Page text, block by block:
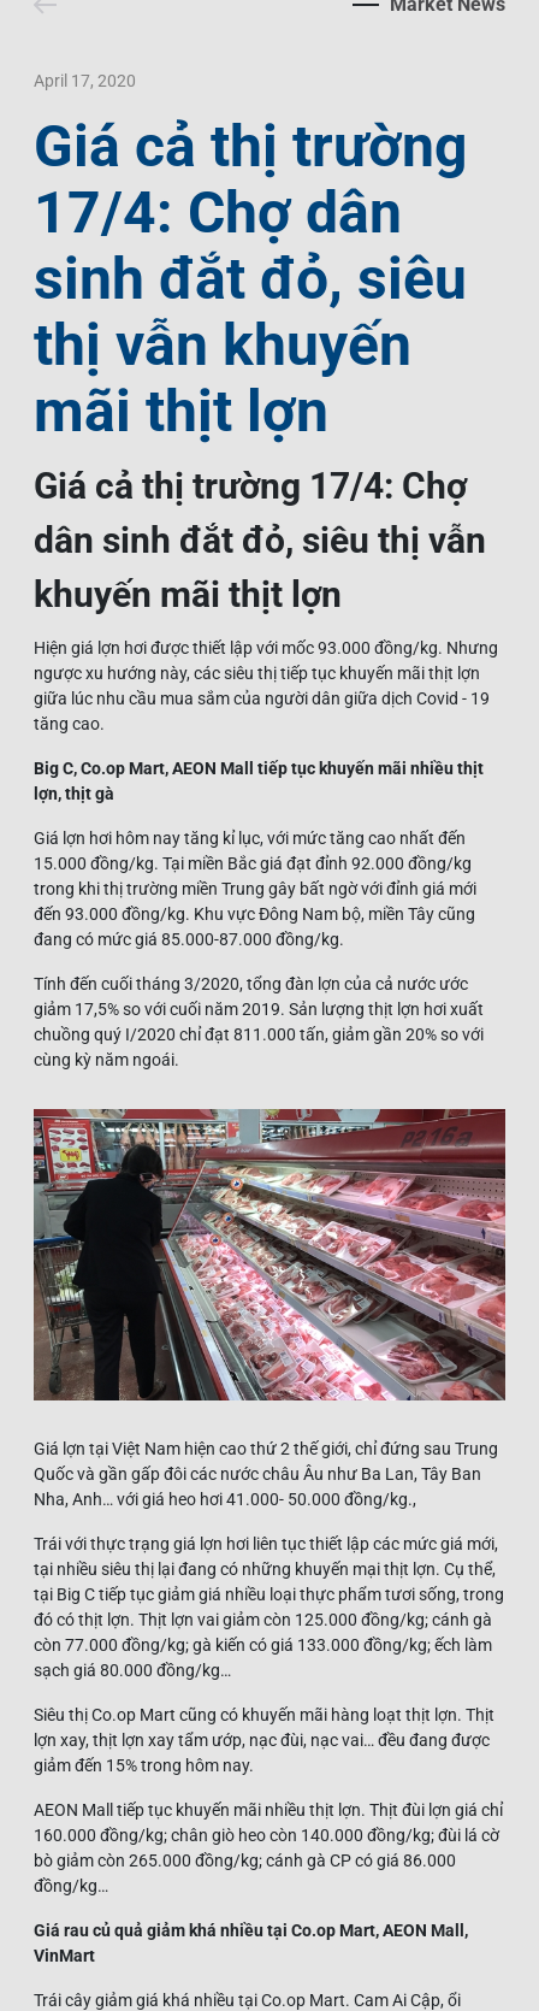
Invest In Vietnam
Press Releases
Language
EN
April 17, 2020
Giá cả thị trường
17/4: Chợ dân
sinh đắt đỏ, siêu
thị vẫn khuyến
mãi thịt lợn
Giá cả thị trường 17/4: Chợ
dân sinh đắt đỏ, siêu thị vẫn
khuyến mãi thịt lợn
Hiện giá lợn hơi được thiết lập với mốc 93.000 đồng/kg. Nhưng
ngược xu hướng này, các siêu thị tiếp tục khuyến mãi thịt lợn
giữa lúc nhu cầu mua sắm của người dân giữa dịch Covid - 19
tăng cao.
Big C, Co.op Mart, AEON Mall tiếp tục khuyến mãi nhiều thịt
lợn, thịt gà
Giá lợn hơi hôm nay tăng kỉ lục, với mức tăng cao nhất đến
15.000 đồng/kg. Tại miền Bắc giá đạt đỉnh 92.000 đồng/kg
trong khi thị trường miền Trung gây bất ngờ với đỉnh giá mới
đến 93.000 đồng/kg. Khu vực Đông Nam bộ, miền Tây cũng
đang có mức giá 85.000-87.000 đồng/kg.
Tính đến cuối tháng 3/2020, tổng đàn lợn của cả nước ước
giảm 17,5% so với cuối năm 2019. Sản lượng thịt lợn hơi xuất
chuồng quý I/2020 chỉ đạt 811.000 tấn, giảm gần 20% so với
cùng kỳ năm ngoái.
Giá lợn tại Việt Nam hiện cao thứ 2 thế giới, chỉ đứng sau Trung
Quốc và gần gấp đôi các nước châu Âu như Ba Lan, Tây Ban
Nha, Anh… với giá heo hơi 41.000- 50.000 đồng/kg.,
Trái với thực trạng giá lợn hơi liên tục thiết lập các mức giá mới,
tại nhiều siêu thị lại đang có những khuyến mại thịt lợn. Cụ thể,
tại Big C tiếp tục giảm giá nhiều loại thực phẩm tươi sống, trong
đó có thịt lợn. Thịt lợn vai giảm còn 125.000 đồng/kg; cánh gà
còn 77.000 đồng/kg; gà kiến có giá 133.000 đồng/kg; ếch làm
sạch giá 80.000 đồng/kg…
Siêu thị Co.op Mart cũng có khuyến mãi hàng loạt thịt lợn. Thịt
lợn xay, thịt lợn xay tẩm ướp, nạc đùi, nạc vai… đều đang được
giảm đến 15% trong hôm nay.
AEON Mall tiếp tục khuyến mãi nhiều thịt lợn. Thịt đùi lợn giá chỉ
160.000 đồng/kg; chân giò heo còn 140.000 đồng/kg; đùi lá cờ
bò giảm còn 265.000 đồng/kg; cánh gà CP có giá 86.000
đồng/kg…
Giá rau củ quả giảm khá nhiều tại Co.op Mart, AEON Mall,
VinMart
Trái cây giảm giá khá nhiều tại Co.op Mart. Cam Ai Cập, ổi